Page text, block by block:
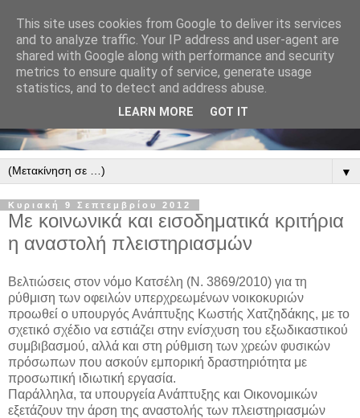
▼
Κυριακή 9 Σεπτεμβρίου 2012
Με κοινωνικά και εισοδηματικά κριτήρια
η αναστολή πλειστηριασμών
Βελτιώσεις στον νόμο Κατσέλη (Ν. 3869/2010) για τη
ρύθμιση των οφειλών υπερχρεωμένων νοικοκυριών
προωθεί ο υπουργός Ανάπτυξης Κωστής Χατζηδάκης, με το
σχετικό σχέδιο να εστιάζει στην ενίσχυση του εξωδικαστικού
συμβιβασμού, αλλά και στη ρύθμιση των χρεών φυσικών
πρόσωπων που ασκούν εμπορική δραστηριότητα με
προσωπική ιδιωτική εργασία.
Παράλληλα, τα υπουργεία Ανάπτυξης και Οικονομικών
εξετάζουν την άρση της αναστολής των πλειστηριασμών
This site uses cookies from Google to deliver its services
and to analyze traffic. Your IP address and user-agent are
shared with Google along with performance and security
metrics to ensure quality of service, generate usage
statistics, and to detect and address abuse.
LEARN MORE GOT IT